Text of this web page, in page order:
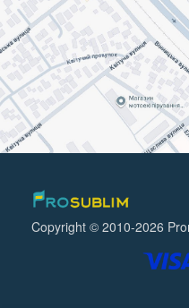
Copyright © 2010-2026